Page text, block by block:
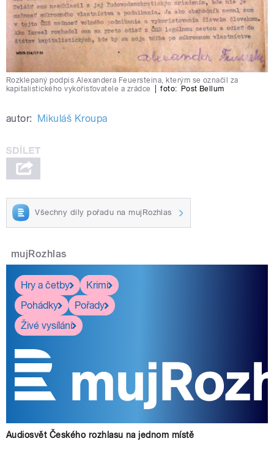
Rozklepaný podpis Alexandera Feuersteina, kterým se označil za
kapitalistického vykořisťovatele a zrádce
foto: Post Bellum
autor: Mikuláš Kroupa
Všechny díly pořadu na mujRozhlas
mujRozhlas
Hry a četby
Krimi
Pohádky
Pořady
Živé vysílání
Audiosvět Českého rozhlasu na jednom místě